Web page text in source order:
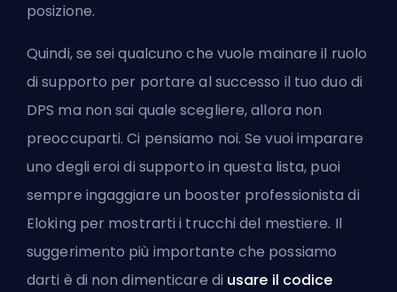
posizione.
Quindi, se sei qualcuno che vuole mainare il ruolo
di supporto per portare al successo il tuo duo di
DPS ma non sai quale scegliere, allora non
preoccuparti. Ci pensiamo noi. Se vuoi imparare
uno degli eroi di supporto in questa lista, puoi
sempre ingaggiare un booster professionista di
Eloking per mostrarti i trucchi del mestiere. Il
suggerimento più importante che possiamo
darti è di non dimenticare di usare il codice